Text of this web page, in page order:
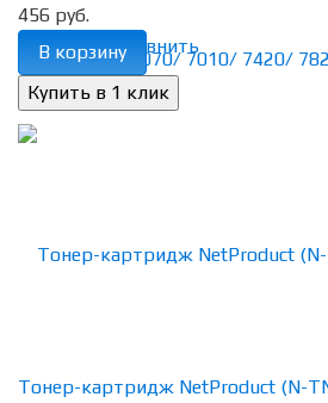
избранное сравнить
456 руб.
В корзину
Тонер-картридж NetProduct (N-